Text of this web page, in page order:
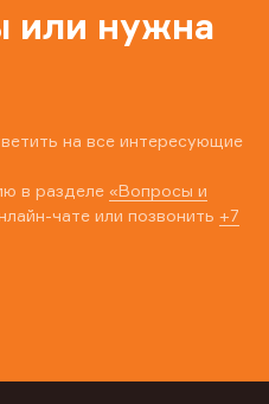
или нужна
на все интересующие
в разделе «Вопросы и
чате или позвонить +7